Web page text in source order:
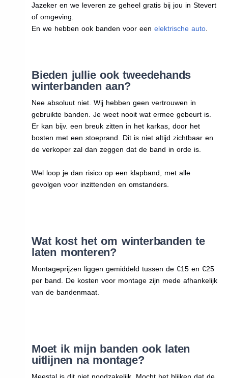
Jazeker en we leveren ze geheel gratis bij jou in Stevert
of omgeving.
En we hebben ook banden voor een elektrische auto.
Bieden jullie ook tweedehands
winterbanden aan?
Nee absoluut niet. Wij hebben geen vertrouwen in
gebruikte banden. Je weet nooit wat ermee gebeurt is.
Er kan bijv. een breuk zitten in het karkas, door het
bosten met een stoeprand. Dit is niet altijd zichtbaar en
de verkoper zal dan zeggen dat de band in orde is.
Wel loop je dan risico op een klapband, met alle
gevolgen voor inzittenden en omstanders.
Wat kost het om winterbanden te
laten monteren?
Montageprijzen liggen gemiddeld tussen de €15 en €25
per band. De kosten voor montage zijn mede afhankelijk
van de bandenmaat.
Moet ik mijn banden ook laten
uitlijnen na montage?
Meestal is dit niet noodzakelijk. Mocht het blijken dat de